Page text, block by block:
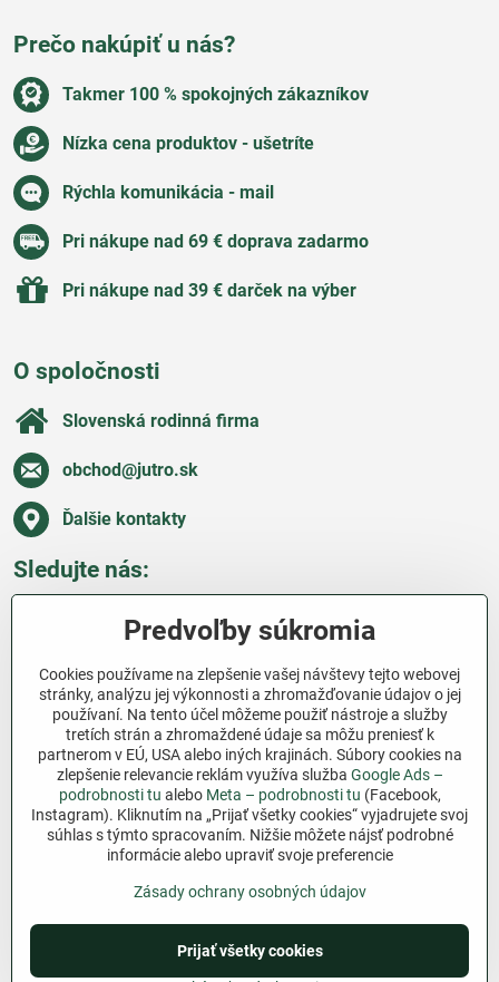
Prečo nakúpiť u nás?
Takmer 100 % spokojných zákazníkov
Nízka cena produktov - ušetríte
Rýchla komunikácia - mail
Pri nákupe nad 69 € doprava zadarmo
Pri nákupe nad 39 € darček na výber
O spoločnosti
Slovenská rodinná firma
obchod​@jutro​.sk
Ďalšie kontakty
Sledujte nás:
Všetko o nákupe
Ďakujeme za podporu
Sme slovenský e-shop bez dotácií​. Fungujeme len
vďaka vám – ľuďom, ktorí veria v poctivú prácu a
lásku k pôde​. Každý nákup na Jutro​.sk nám pomáha
pokračovať v tom, čo má zmysel – pomáhať
záhradkárom zadarmo a srdcom​.
©2026Copyright
Predvoľby súkromiaZásady ochrany osobných údajov
Podmienky používania
Predvoľby súkromia
Cookies používame na zlepšenie vašej návštevy tejto webovej
stránky, analýzu jej výkonnosti a zhromažďovanie údajov o jej
používaní. Na tento účel môžeme použiť nástroje a služby
tretích strán a zhromaždené údaje sa môžu preniesť k
partnerom v EÚ, USA alebo iných krajinách. Súbory cookies na
zlepšenie relevancie reklám využíva služba Google Ads –
podrobnosti tu alebo Meta – podrobnosti tu (Facebook,
Instagram). Kliknutím na „Prijať všetky cookies“ vyjadrujete svoj
súhlas s týmto spracovaním. Nižšie môžete nájsť podrobné
informácie alebo upraviť svoje preferencie
Zásady ochrany osobných údajov
Prijať všetky cookies